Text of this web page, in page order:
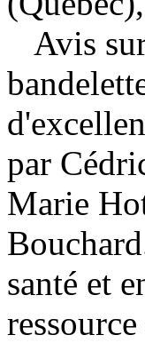
Avis
par
Marie
santé et